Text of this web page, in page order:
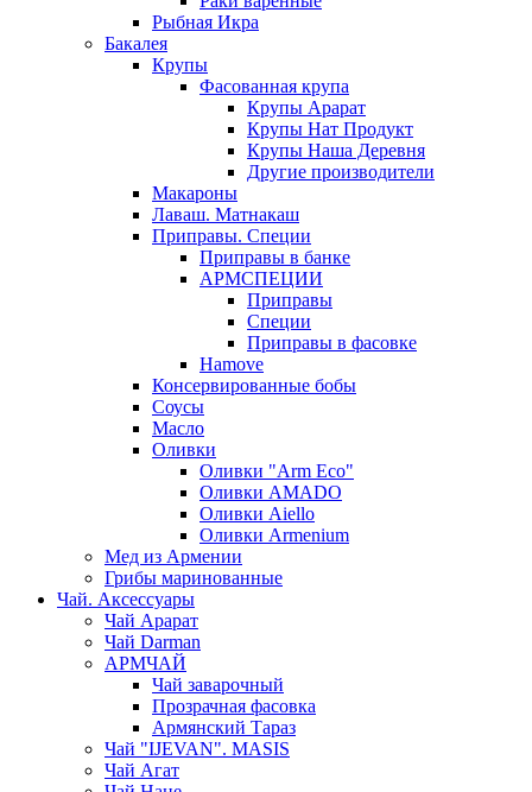
Рыбная Икра
Бакалея
Крупы
Фасованная крупа
Крупы Арарат
Крупы Нат Продукт
Крупы Наша Деревня
Другие производители
Макароны
Лаваш. Матнакаш
Приправы. Специи
Приправы в банке
АРМСПЕЦИИ
Приправы
Специи
Приправы в фасовке
Hamove
Консервированные бобы
Соусы
Масло
Оливки
Оливки "Arm Eco"
Оливки AMADO
Оливки Aiello
Оливки Armenium
Мед из Армении
Грибы маринованные
Чай. Аксессуары
Чай Арарат
Чай Darman
АРМЧАЙ
Чай заварочный
Прозрачная фасовка
Армянский Тараз
Чай "IJEVAN". MASIS
Чай Агат